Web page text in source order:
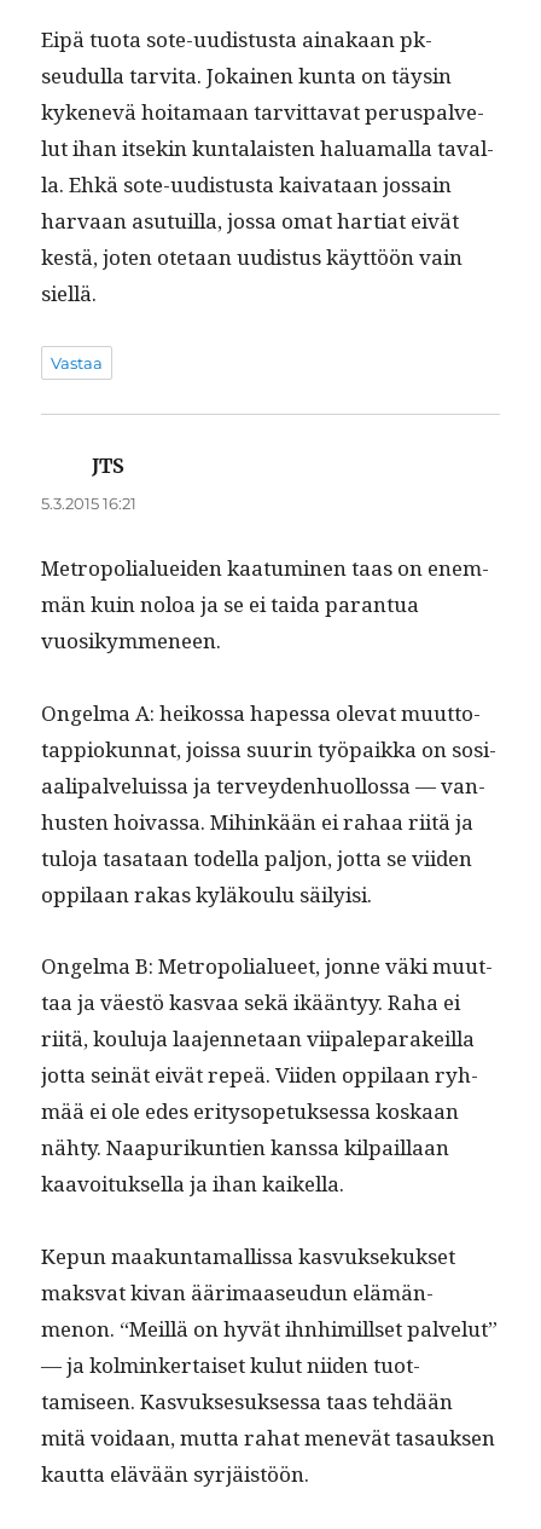
Eipä tuo­ta sote-uud­is­tus­ta ainakaan pk-
seudul­la tarvi­ta. Jokainen kun­ta on täysin
kykenevä hoita­maan tarvit­ta­vat perus­palve­
lut ihan itsekin kun­ta­lais­ten halu­a­mal­la taval­
la. Ehkä sote-uud­is­tus­ta kai­vataan jos­sain
har­vaan asu­tu­il­la, jos­sa omat har­ti­at eivät
kestä, joten ote­taan uud­is­tus käyt­töön vain
siellä.
Vastaa
JTS
5.3.2015 16:21
Metropo­lialuei­den kaa­tu­mi­nen taas on enem­
män kuin noloa ja se ei tai­da paran­tua
vuosikymmeneen.
Ongel­ma A: heikos­sa hapes­sa ole­vat muut­to­
tap­piokun­nat, jois­sa suurin työ­paik­ka on sosi­
aali­palveluis­sa ja ter­vey­den­huol­los­sa — van­
hus­ten hoivas­sa. Mihinkään ei rahaa riitä ja
tulo­ja tasa­taan todel­la paljon, jot­ta se viiden
oppi­laan rakas kyläk­oulu säilyisi.
Ongel­ma B: Metropo­lialueet, jonne väki muut­
taa ja väestö kas­vaa sekä ikään­tyy. Raha ei
riitä, koulu­ja laa­jen­netaan viipaleparakeil­la
jot­ta seinät eivät repeä. Viiden oppi­laan ryh­
mää ei ole edes eri­tysopetuk­ses­sa koskaan
nähty. Naa­purikun­tien kanssa kil­pail­laan
kaavoituk­sel­la ja ihan kaikella.
Kepun maakun­ta­mallis­sa kasvuk­sekuk­set
maks­vat kivan ääri­maaseudun elämän­
menon. “Meil­lä on hyvät ihn­himillset palve­lut”
— ja kolminker­taiset kulut niiden tuot­
tamiseen. Kasvuk­sesuk­ses­sa taas tehdään
mitä voidaan, mut­ta rahat menevät tasauk­sen
kaut­ta elävään syrjäistöön.